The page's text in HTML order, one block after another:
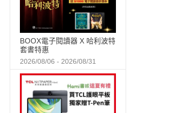
BOOX電子閱讀器 X 哈利波特
套書特惠
2026/08/06 - 2026/08/31